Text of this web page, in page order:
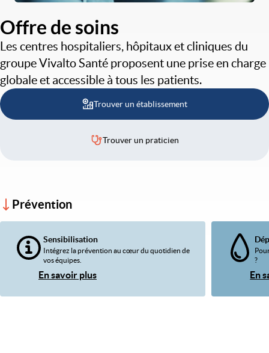
Offre de soins
Les centres hospitaliers, hôpitaux et cliniques du
groupe Vivalto Santé proposent une prise en charge
globale et accessible à tous les patients.
Trouver un établissement
Trouver un praticien
Prévention
Sensibilisation
Intégrez la prévention au cœur du quotidien de
vos équipes.
En savoir plus
?
En